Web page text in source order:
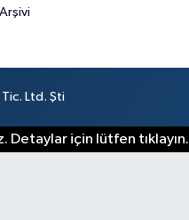
Ltd. Şti
Detaylar için lütfen tıklayın.